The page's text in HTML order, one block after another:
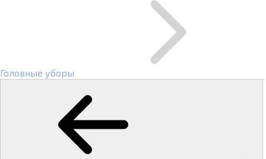
Головные уборы